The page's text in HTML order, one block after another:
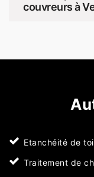
couvreurs à
Etanchéité de
Traitement de